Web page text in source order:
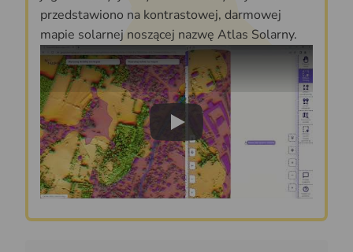
przedstawiono na kontrastowej, darmowej
mapie solarnej noszącej nazwę Atlas Solarny.
Play